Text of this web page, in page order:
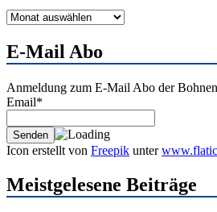
Monats-
E-Mail Abo
Anmeldung zum E-Mail Abo der
Email*
Icon erstellt von Freepik unter
Meistgelesene Beiträge